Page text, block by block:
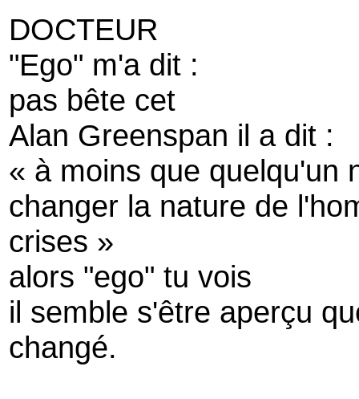
DOCTEUR
"Ego" m'a dit :
pas bête cet
Alan Greenspan il a dit :
« à moins que quelqu'un
changer la nature de
crises »
alors "ego" tu vois
il semble s'être aperçu
changé.